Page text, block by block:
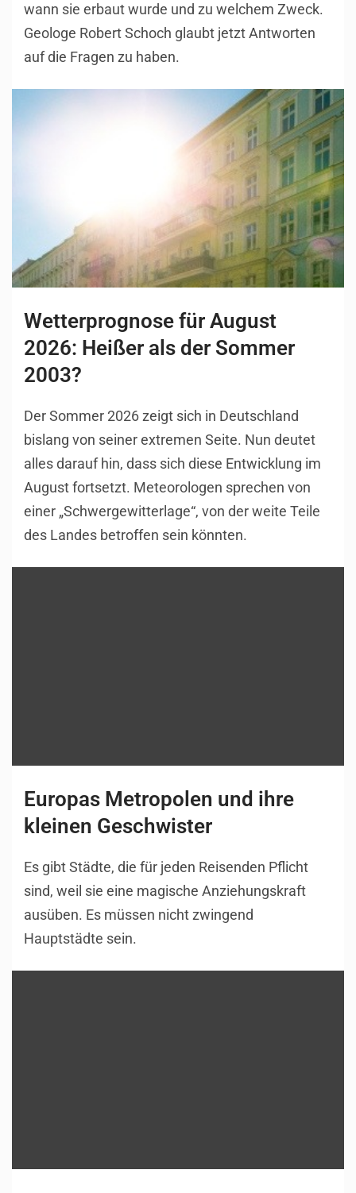
wann sie erbaut wurde und zu welchem Zweck.
Geologe Robert Schoch glaubt jetzt Antworten
auf die Fragen zu haben.
Wetterprognose für August
2026: Heißer als der Sommer
2003?
Der Sommer 2026 zeigt sich in Deutschland
bislang von seiner extremen Seite. Nun deutet
alles darauf hin, dass sich diese Entwicklung im
August fortsetzt. Meteorologen sprechen von
einer „Schwergewitterlage“, von der weite Teile
des Landes betroffen sein könnten.
Europas Metropolen und ihre
kleinen Geschwister
Es gibt Städte, die für jeden Reisenden Pflicht
sind, weil sie eine magische Anziehungskraft
ausüben. Es müssen nicht zwingend
Hauptstädte sein.